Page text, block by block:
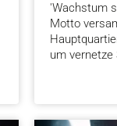
'Wachstum
Motto
um vernetze